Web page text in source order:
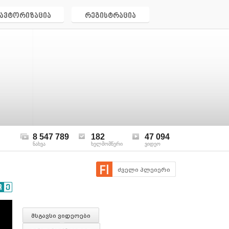
ავტორიზაცია რეგისტრაცია
8 547 789
ნახვა
182
ხელმომწერი
47 094
ვიდეო
ძველი პლეიერი
მსგავსი ვიდეოები